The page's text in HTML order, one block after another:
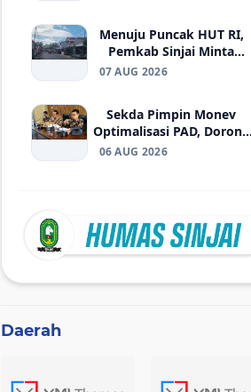
Menuju Puncak HUT RI,
Pemkab Sinjai Minta
Warga yang Belum Pasang
07 AUG 2026
Sekda Pimpin Monev
Optimalisasi PAD, Dorong
Penguatan Strategi
06 AUG 2026
Daerah